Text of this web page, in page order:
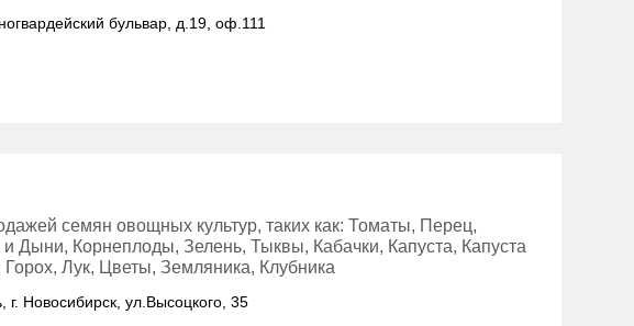
бульвар, д.19, оф.111
семян овощных культур, таких как: Томаты, Перец,
Дыни, Корнеплоды, Зелень, Тыквы, Кабачки, Капуста, Капуста
Горох, Лук, Цветы, Земляника, Клубника
г. Новосибирск, ул.Высоцкого, 35